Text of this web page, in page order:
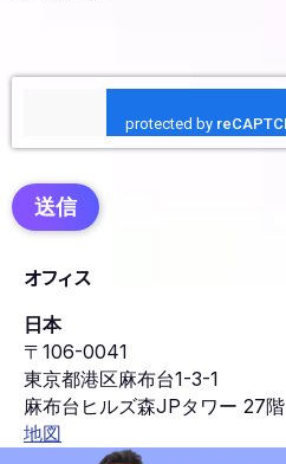
送信
オフィス
日本
〒106-0041
東京都港区麻布台1-3-1
麻布台ヒルズ森JPタワー 27階
地図